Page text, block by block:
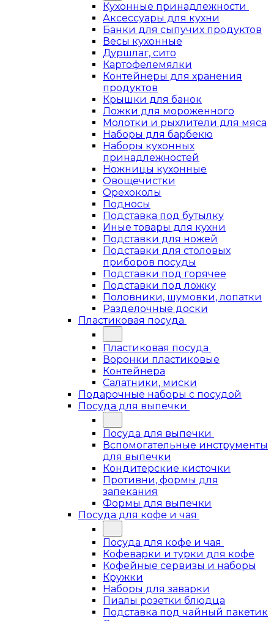
Кухонные принадлежности
Аксессуары для кухни
Банки для сыпучих продуктов
Весы кухонные
Дуршлаг, сито
Картофелемялки
Контейнеры для хранения
продуктов
Крышки для банок
Ложки для мороженного
Молотки и рыхлители для мяса
Наборы для барбекю
Наборы кухонных
принадлежностей
Ножницы кухонные
Овощечистки
Орехоколы
Подносы
Подставка под бутылку
Иные товары для кухни
Подставки для ножей
Подставки для столовых
приборов посуды
Подставки под горячее
Подставки под ложку
Половники, шумовки, лопатки
Разделочные доски
Пластиковая посуда
Пластиковая посуда
Воронки пластиковые
Контейнера
Салатники, миски
Подарочные наборы с посудой
Посуда для выпечки
Посуда для выпечки
Вспомогательные инструменты
для выпечки
Кондитерские кисточки
Противни, формы для
запекания
Формы для выпечки
Посуда для кофе и чая
Посуда для кофе и чая
Кофеварки и турки для кофе
Кофейные сервизы и наборы
Кружки
Наборы для заварки
Пиалы розетки блюдца
Подставка под чайный пакетик